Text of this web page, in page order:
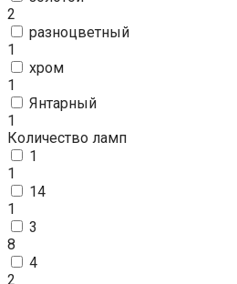
2
разноцветный
1
хром
1
Янтарный
1
Количество ламп
1
1
14
1
3
8
4
2